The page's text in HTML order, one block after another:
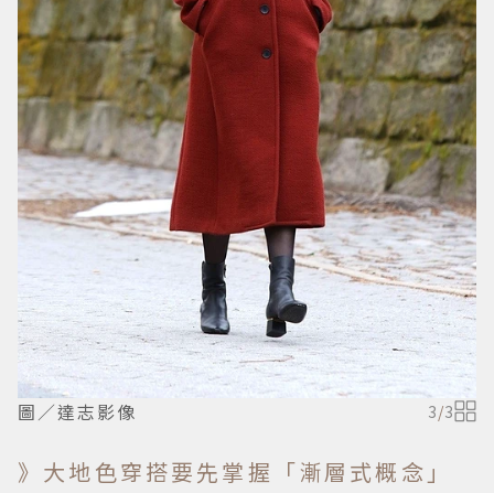
圖／達志影像 3/3
》大地色穿搭要先掌握「漸層式概念」